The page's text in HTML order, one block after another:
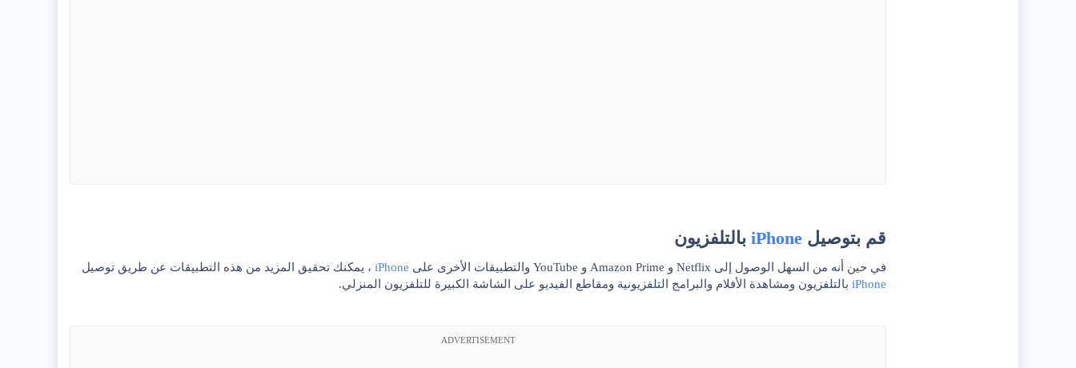
قم بتوصيل iPhone بالتلفزيون​
في حين أنه من السهل الوصول إلى Netflix و Amazon Prime و YouTube والتطبيقات الأخرى على iPhone ، يمكنك تحقيق المزيد من هذه التطبيقات عن طريق توصيل
iPhone بالتلفزيون ومشاهدة الأفلام والبرامج التلفزيونية ومقاطع الفيديو على الشاشة الكبيرة للتلفزيون المنزلي.
ADVERTISEMENT